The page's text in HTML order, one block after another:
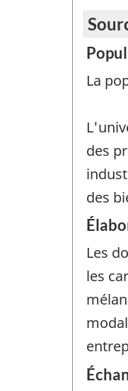
La
des
des
Les
les